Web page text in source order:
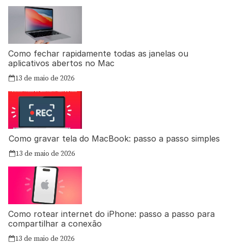
Como fechar rapidamente todas as janelas ou
aplicativos abertos no Mac
13 de maio de 2026
Como gravar tela do MacBook: passo a passo simples
13 de maio de 2026
Como rotear internet do iPhone: passo a passo para
compartilhar a conexão
13 de maio de 2026